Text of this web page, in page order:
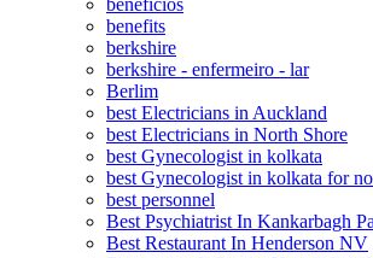
benefits
berkshire
berkshire - enfermeiro - lar
Berlim
best Electricians in Auckland
best Electricians in North Shore
best Gynecologist in kolkata
best Gynecologist in kolkata for
best personnel
Best Psychiatrist In Kankarbagh
Best Restaurant In Henderson NV